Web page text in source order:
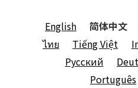
English 简体中文
ไทย
Tiếng Việt
Русский
Português